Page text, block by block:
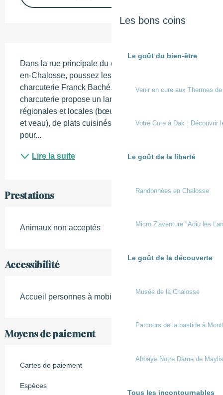
Les bons coins
Le goût du bien-être
Venir en cure aux Thermes
Votre Cure à Dax : Découvrir
Le goût de la liberté
Randonnées en Chalosse
Micro Z'aventure "Adiu les
Le goût de la découverte
Musée de la Chalosse
Parcours de la bastide à
Abbaye Notre Dame de Maylis
Tous les incontournables
Dans la rue principale du centre ville de Montfort-
en-Chalosse, poussez les portes de la boucherie-
charcuterie Franck Baché. Cette boucherie-
charcuterie propose un large choix de viandes
régionales et locales (bœuf, porc, agneau, volaille
et veau), de plats cuisinés et de différentes viandes
pour...
Lire la suite
Prestations
Animaux non acceptés
Accessibilité
Accueil personnes à mobilité réduite
Moyens de paiement
Cartes de paiement
Espèces